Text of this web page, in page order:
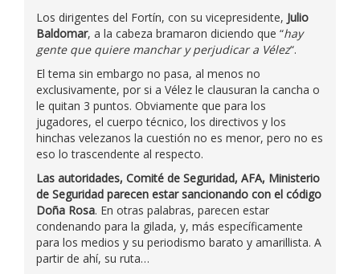
Los dirigentes del Fortín, con su vicepresidente, Julio
Baldomar, a la cabeza bramaron diciendo que “hay
gente que quiere manchar y perjudicar a Vélez“.
El tema sin embargo no pasa, al menos no
exclusivamente, por si a Vélez le clausuran la cancha o
le quitan 3 puntos. Obviamente que para los
jugadores, el cuerpo técnico, los directivos y los
hinchas velezanos la cuestión no es menor, pero no es
eso lo trascendente al respecto.
Las autoridades, Comité de Seguridad, AFA, Ministerio
de Seguridad parecen estar sancionando con el código
Doña Rosa. En otras palabras, parecen estar
condenando para la gilada, y, más específicamente
para los medios y su periodismo barato y amarillista. A
partir de ahí, su ruta…